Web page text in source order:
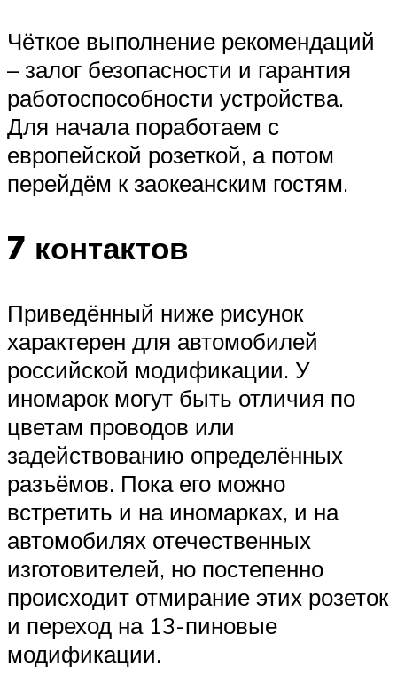
Чёткое выполнение рекомендаций
– залог безопасности и гарантия
работоспособности устройства.
Для начала поработаем с
европейской розеткой, а потом
перейдём к заокеанским гостям.
7 контактов
Приведённый ниже рисунок
характерен для автомобилей
российской модификации. У
иномарок могут быть отличия по
цветам проводов или
задействованию определённых
разъёмов. Пока его можно
встретить и на иномарках, и на
автомобилях отечественных
изготовителей, но постепенно
происходит отмирание этих розеток
и переход на 13-пиновые
модификации.